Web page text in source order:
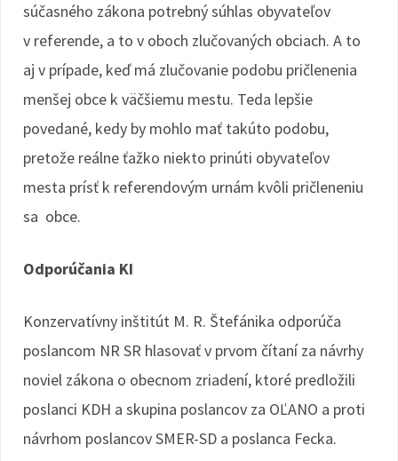
súčasného zákona potrebný súhlas obyvateľov
v referende, a to v oboch zlučovaných obciach. A to
aj v prípade, keď má zlučovanie podobu pričlenenia
menšej obce k väčšiemu mestu. Teda lepšie
povedané, kedy by mohlo mať takúto podobu,
pretože reálne ťažko niekto prinúti obyvateľov
mesta prísť k referendovým urnám kvôli pričleneniu
sa obce.
Odporúčania KI
Konzervatívny inštitút M. R. Štefánika odporúča
poslancom NR SR hlasovať v prvom čítaní za návrhy
noviel zákona o obecnom zriadení, ktoré predložili
poslanci KDH a skupina poslancov za OĽANO a proti
návrhom poslancov SMER-SD a poslanca Fecka.